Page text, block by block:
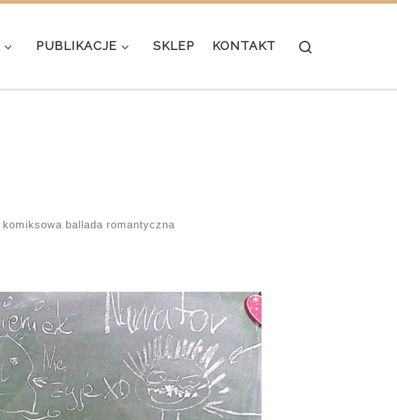
PUBLIKACJE SKLEP KONTAKT
komiksowa ballada romantyczna